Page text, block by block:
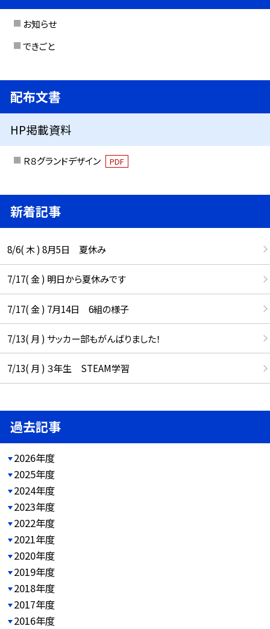
お知らせ
できごと
配布文書
HP掲載資料
Ｒ８グランドデザイン PDF
新着記事
8/6( 木 ) 8月5日 夏休み
7/17( 金 ) 明日から夏休みです
7/17( 金 ) 7月14日 6組の様子
7/13( 月 ) サッカー部もがんばりました！
7/13( 月 ) ３年生 STEAM学習
過去記事
2026年度
2025年度
2024年度
2023年度
2022年度
2021年度
2020年度
2019年度
2018年度
2017年度
2016年度